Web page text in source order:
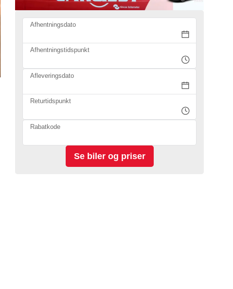
Afhentningsdato
Afhentningstidspunkt
Afleveringsdato
Returtidspunkt
Rabatkode